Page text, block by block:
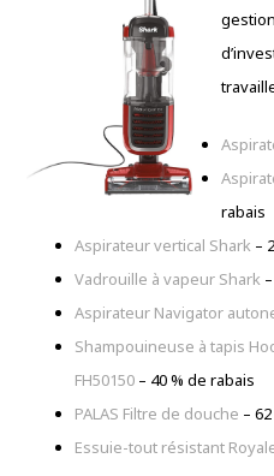
rabais
Aspirateur vertical Shark –
Vadrouille à vapeur Shark
Aspirateur Navigator
Shampouineuse à tapis
FH50150 – 40 % de rabais
PALAS Filtre de douche –
Essuie-tout résistant